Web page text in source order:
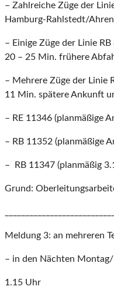
– Zahlreiche Züge der
Hamburg-Rahlstedt/
– Einige Züge der Linie
20 – 25 Min. frühere
– Mehrere Züge der Linie
11 Min. spätere Ankunft
– RE 11346 (planmäßige
– RB 11352 (planmäßige
– RB 11347 (planmäßig
Grund:
Meldung 3: an mehreren
– in den Nächten
1.15 Uhr